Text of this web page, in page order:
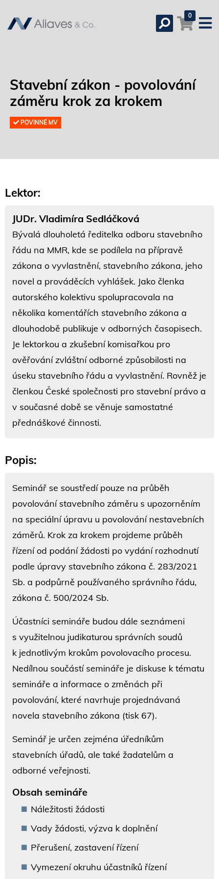
0
Stavební zákon - povolování
záměru krok za krokem
POVINNÉ MV
Lektor:
JUDr. Vladimíra Sedláčková
Bývalá dlouholetá ředitelka odboru stavebního
řádu na MMR, kde se podílela na přípravě
zákona o vyvlastnění, stavebního zákona, jeho
novel a prováděcích vyhlášek. Jako členka
autorského kolektivu spolupracovala na
několika komentářích stavebního zákona a
dlouhodobě publikuje v odborných časopisech.
Je lektorkou a zkušební komisařkou pro
ověřování zvláštní odborné způsobilosti na
úseku stavebního řádu a vyvlastnění. Rovněž je
členkou České společnosti pro stavební právo a
v současné době se věnuje samostatné
přednáškové činnosti.
Popis:
Seminář se soustředí pouze na průběh
povolování stavebního záměru s upozorněním
na speciální úpravu u povolování nestavebních
záměrů. Krok za krokem projdeme průběh
řízení od podání žádosti po vydání rozhodnutí
podle úpravy stavebního zákona č. 283/2021
Sb. a podpůrně používaného správního řádu,
zákona č. 500/2024 Sb.
Účastníci semináře budou dále seznámeni
s využitelnou judikaturou správních soudů
k jednotlivým krokům povolovacího procesu.
Nedílnou součástí semináře je diskuse k tématu
semináře a informace o změnách při
povolování, které navrhuje projednávaná
novela stavebního zákona (tisk 67).
Seminář je určen zejména úředníkům
stavebních úřadů, ale také žadatelům a
odborné veřejnosti.
Obsah semináře
Náležitosti žádosti
Vady žádosti, výzva k doplnění
Přerušení, zastavení řízení
Vymezení okruhu účastníků řízení